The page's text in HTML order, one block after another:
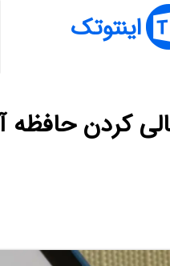
اینتوتک
کردن حافظه